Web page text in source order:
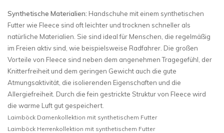
Synthetische Materialien: Handschuhe mit einem synthetischen
Futter wie Fleece sind oft leichter und trocknen schneller als
natürliche Materialien. Sie sind ideal für Menschen, die regelmäßig
im Freien aktiv sind, wie beispielsweise Radfahrer. Die großen
Vorteile von Fleece sind neben dem angenehmen Tragegefühl, der
Knitterfreiheit und dem geringen Gewicht auch die gute
Atmungsaktivität, die isolierenden Eigenschaften und die
Allergiefreiheit. Durch die fein gestrickte Struktur von Fleece wird
die warme Luft gut gespeichert.
Laimböck Damenkollektion mit synthetischem Futter
Laimböck Herrenkollektion mit synthetischem Futter